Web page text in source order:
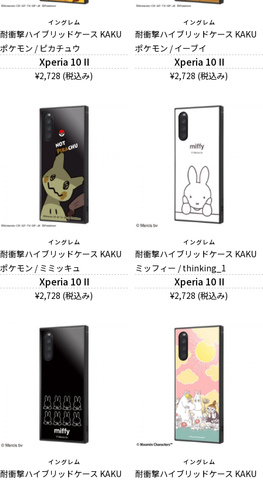
イングレム
耐衝撃ハイブリッドケース KAKU
ポケモン / ピカチュウ
Xperia 10 II
¥2,728 (税込み)
イングレム
耐衝撃ハイブリッドケース KAKU
ポケモン / イーブイ
Xperia 10 II
¥2,728 (税込み)
イングレム
耐衝撃ハイブリッドケース KAKU
ポケモン / ミミッキュ
Xperia 10 II
¥2,728 (税込み)
イングレム
耐衝撃ハイブリッドケース KAKU
ミッフィー / thinking_1
Xperia 10 II
¥2,728 (税込み)
イングレム
耐衝撃ハイブリッドケース KAKU
イングレム
耐衝撃ハイブリッドケース KAKU